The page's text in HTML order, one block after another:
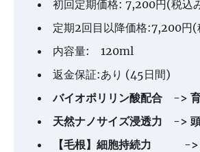
初回定期価格: 7,200円(税込
定期2回目以降価格:7,200円(
内容量: 120ml
返金保証:あり (45日間)
バイオポリリン酸配合 ->
天然ナノサイズ浸透力 ->
【毛根】細胞持続力 ->